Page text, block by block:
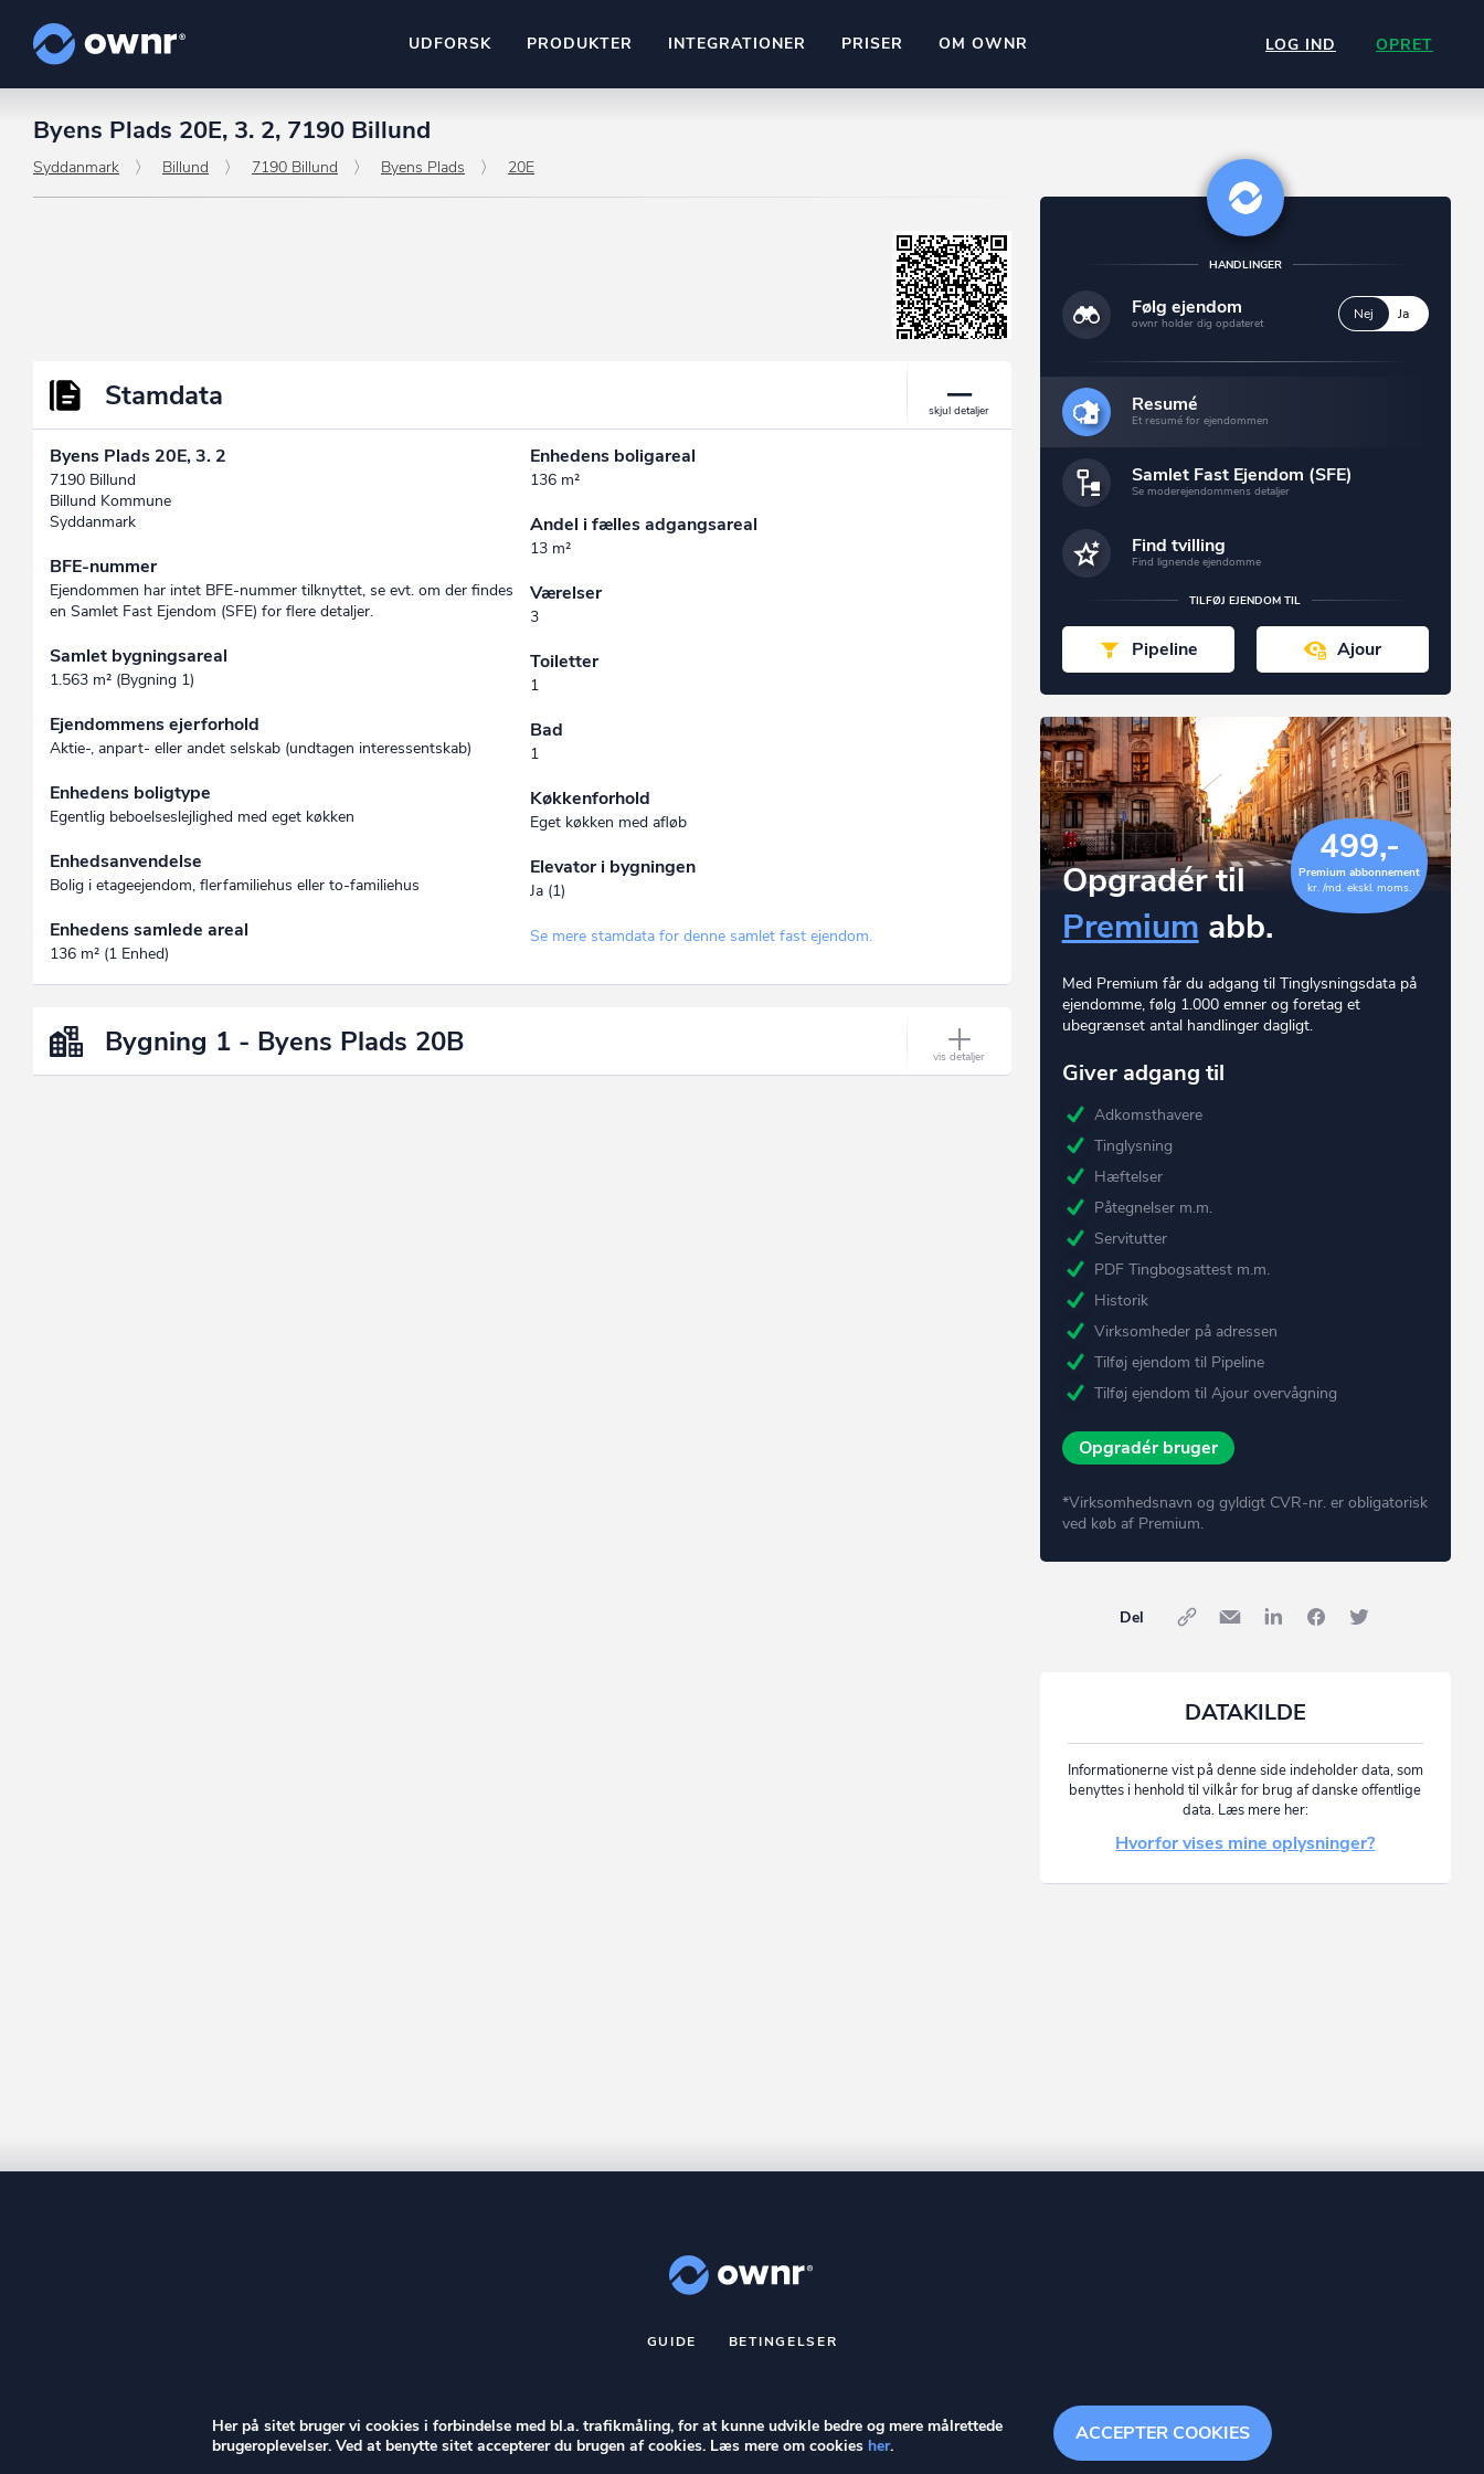
UDFORSK PRODUKTER
ownr Insights
INTEGRATIONER PRISER OM OWNR LOG IND OPRET
Byens Plads 20E, 3. 2, 7190 Billund
Syddanmark Billund 7190 Billund Byens Plads 20E
Stamdata
Byens Plads 20E, 3. 2
7190 Billund
Billund Kommune
Syddanmark
BFE-nummer
Ejendommen har intet BFE-nummer tilknyttet, se evt. om der findes
en Samlet Fast Ejendom (SFE) for flere detaljer.
Samlet bygningsareal
1.563 m² (Bygning 1)
Ejendommens ejerforhold
Aktie-, anpart- eller andet selskab (undtagen interessent­skab)
Enhedens boligtype
Egentlig beboelseslejlighed med eget køkken
Enhedsanvendelse
Bolig i etageejendom, flerfamiliehus eller to-familiehus
Enhedens samlede areal
136 m² (1 Enhed)
Enhedens boligareal
136 m²
Andel i fælles adgangsareal
13 m²
Værelser
3
Toiletter
1
Bad
1
Køkkenforhold
Eget køkken med afløb
Elevator i bygningen
Ja (1)
Se mere stamdata for denne samlet fast ejendom.
Bygning 1 - Byens Plads 20B
HANDLINGER
Følg ejendom
ownr holder dig opdateret
Nej Ja
Resumé
Et resumé for ejendommen
Samlet Fast Ejendom (SFE)
Se moderejendommens detaljer
Find tvilling
Find lignende ejendomme
TILFØJ EJENDOM TIL
Pipeline Ajour
499,-
Premium abbonnement
kr. /md. ekskl. moms.
Opgradér til
Premium abb.
Med Premium får du adgang til Tinglysningsdata på
ejendomme, følg 1.000 emner og foretag et
ubegrænset antal handlinger dagligt.
Giver adgang til
Adkomsthavere
Tinglysning
Hæftelser
Påtegnelser m.m.
Servitutter
PDF Tingbogsattest m.m.
Historik
Virksomheder på adressen
Tilføj ejendom til Pipeline
Tilføj ejendom til Ajour overvågning
Opgradér bruger
*Virksomhedsnavn og gyldigt CVR-nr. er obligatorisk
ved køb af Premium.
Del
DATAKILDE
Informationerne vist på denne side indeholder data, som
benyttes i henhold til vilkår for brug af danske offentlige
data. Læs mere her:
Hvorfor vises mine oplysninger?
GUIDE BETINGELSER
Stationsparken 26. 2., 2600 Glostrup, info@ownr.dk
ACCEPTER COOKIES
Her på sitet bruger vi cookies i forbindelse med bl.a. trafikmåling, for at kunne udvikle bedre og mere målrettede
brugeroplevelser. Ved at benytte sitet accepterer du brugen af cookies. Læs mere om cookies her.